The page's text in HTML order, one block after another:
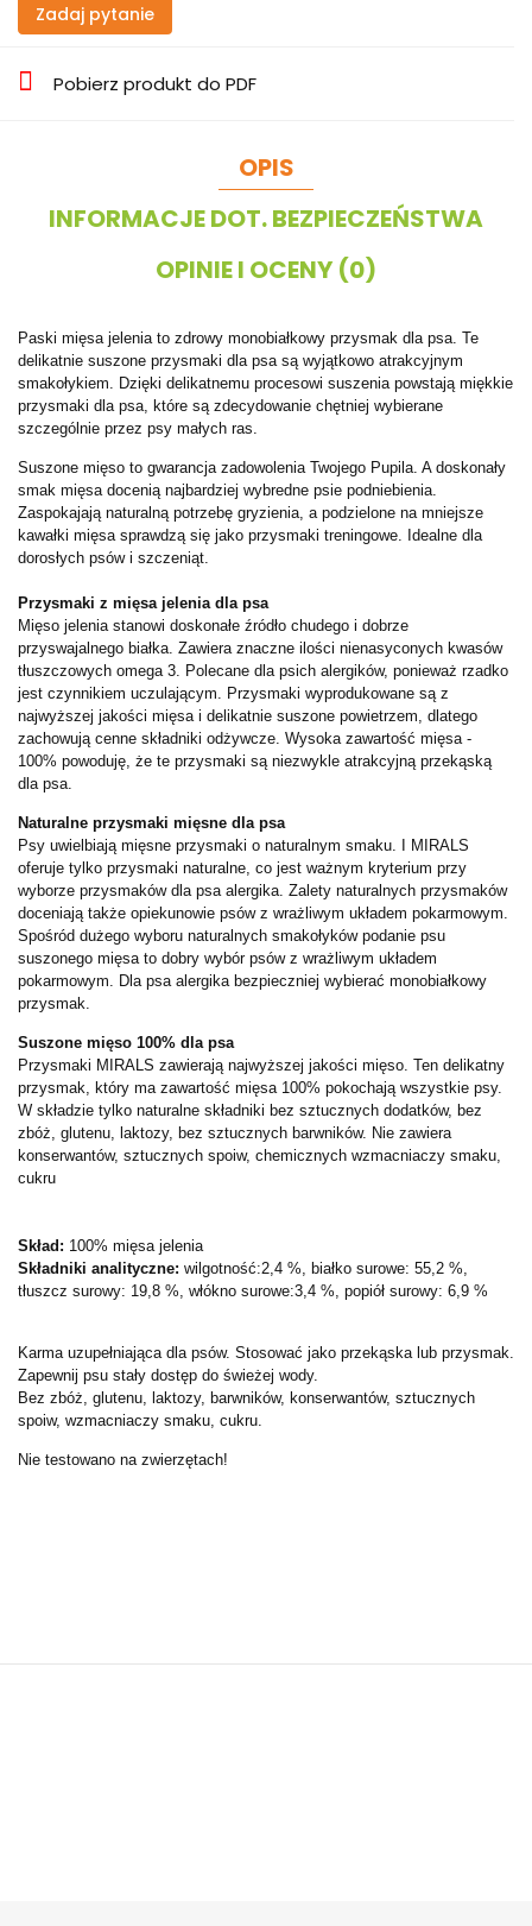
Zadaj pytanie
Pobierz produkt do PDF
OPIS
INFORMACJE DOT. BEZPIECZEŃSTWA
OPINIE I OCENY (0)
Paski mięsa jelenia to zdrowy monobiałkowy przysmak dla psa. Te
delikatnie suszone przysmaki dla psa są wyjątkowo atrakcyjnym
smakołykiem. Dzięki delikatnemu procesowi suszenia powstają miękkie
przysmaki dla psa, które są zdecydowanie chętniej wybierane
szczególnie przez psy małych ras.
Suszone mięso to gwarancja zadowolenia Twojego Pupila. A doskonały
smak mięsa docenią najbardziej wybredne psie podniebienia.
Zaspokajają naturalną potrzebę gryzienia, a podzielone na mniejsze
kawałki mięsa sprawdzą się jako przysmaki treningowe. Idealne dla
dorosłych psów i szczeniąt.
Przysmaki z mięsa jelenia dla psa
Mięso jelenia stanowi doskonałe źródło chudego i dobrze
przyswajalnego białka. Zawiera znaczne ilości nienasyconych kwasów
tłuszczowych omega 3. Polecane dla psich alergików, ponieważ rzadko
jest czynnikiem uczulającym. Przysmaki wyprodukowane są z
najwyższej jakości mięsa i delikatnie suszone powietrzem, dlatego
zachowują cenne składniki odżywcze. Wysoka zawartość mięsa -
100% powoduję, że te przysmaki są niezwykle atrakcyjną przekąską
dla psa.
Naturalne przysmaki mięsne dla psa
Psy uwielbiają mięsne przysmaki o naturalnym smaku. I MIRALS
oferuje tylko przysmaki naturalne, co jest ważnym kryterium przy
wyborze przysmaków dla psa alergika. Zalety naturalnych przysmaków
doceniają także opiekunowie psów z wrażliwym układem pokarmowym.
Spośród dużego wyboru naturalnych smakołyków podanie psu
suszonego mięsa to dobry wybór psów z wrażliwym układem
pokarmowym. Dla psa alergika bezpieczniej wybierać monobiałkowy
przysmak.
Suszone mięso 100% dla psa
Przysmaki MIRALS zawierają najwyższej jakości mięso. Ten delikatny
przysmak, który ma zawartość mięsa 100% pokochają wszystkie psy.
W składzie tylko naturalne składniki bez sztucznych dodatków, bez
zbóż, glutenu, laktozy, bez sztucznych barwników. Nie zawiera
konserwantów, sztucznych spoiw, chemicznych wzmacniaczy smaku,
cukru
Skład: 100% mięsa jelenia
Składniki analityczne: wilgotność:2,4 %, białko surowe: 55,2 %,
tłuszcz surowy: 19,8 %, włókno surowe:3,4 %, popiół surowy: 6,9 %
Karma uzupełniająca dla psów. Stosować jako przekąska lub przysmak.
Zapewnij psu stały dostęp do świeżej wody.
Bez zbóż, glutenu, laktozy, barwników, konserwantów, sztucznych
spoiw, wzmacniaczy smaku, cukru.
Nie testowano na zwierzętach!